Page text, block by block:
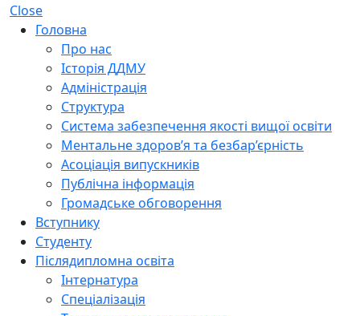
Close
Головна
Про нас
Історія ДДМУ
Адміністрація
Структура
Система забезпечення якості вищої освіти
Ментальне здоров’я та безбар’єрність
Асоціація випускників
Публічна інформація
Громадське обговорення
Вступнику
Студенту
Післядипломна освіта
Інтернатура
Спеціалізація